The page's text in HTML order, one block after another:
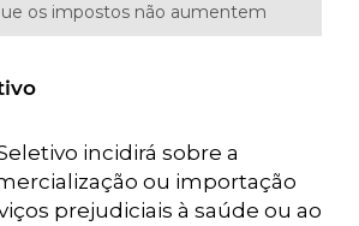
os impostos não aumentem
incidirá sobre a
ou importação
prejudiciais à saúde ou ao